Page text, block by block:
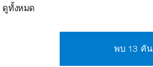
ดูทั้งหมด
พบ 13 คัน